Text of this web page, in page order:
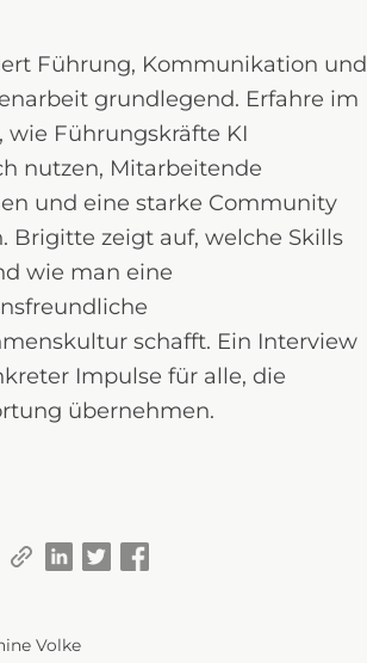
Führung, Kommunikation und
grundlegend. Erfahre im
wie Führungskräfte KI
nutzen, Mitarbeitende
und eine starke Community
Brigitte zeigt auf, welche Skills
wie man eine
schafft. Ein Interview
Impulse für alle, die
übernehmen.
Volke